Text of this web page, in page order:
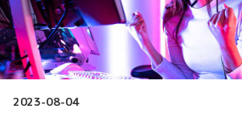
2023-08-04